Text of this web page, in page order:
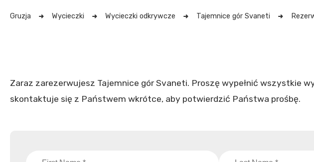
Gruzja Wycieczki Wycieczki odkrywcze Tajemnice gór Svaneti
Zaraz zarezerwujesz Tajemnice gór Svaneti. Proszę wypełnić wszystkie
skontaktuje się z Państwem wkrótce, aby potwierdzić Państwa prośbę.